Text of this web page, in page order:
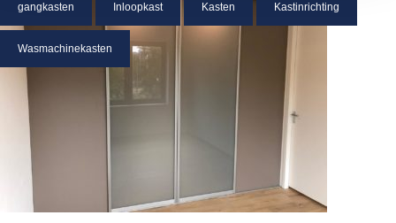
gangkasten Inloopkast Kasten Kastinrichting
Wasmachinekasten